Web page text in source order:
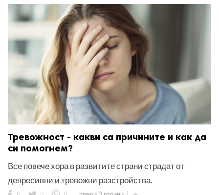
Тревожност - какви са причините и как да
си помогнем?
Все повече хора в развитите страни страдат от
депресивни и тревожни разстройства.